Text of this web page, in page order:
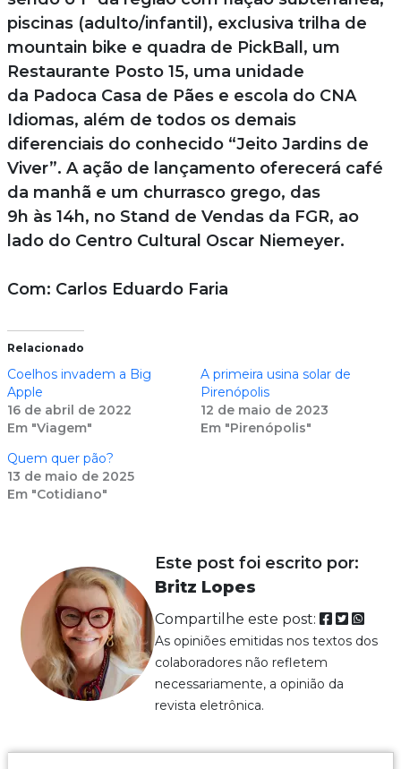
piscinas (adulto/infantil), exclusiva trilha de
mountain bike e quadra de PickBall, um
Restaurante Posto 15, uma unidade
da Padoca Casa de Pães e escola do CNA
Idiomas, além de todos os demais
diferenciais do conhecido “Jeito Jardins de
Viver”. A ação de lançamento oferecerá café
da manhã e um churrasco grego, das
9h às 14h, no Stand de Vendas da FGR, ao
lado do Centro Cultural Oscar Niemeyer.
Com: Carlos Eduardo Faria
Relacionado
Coelhos invadem a Big
Apple
16 de abril de 2022
Em "Viagem"
A primeira usina solar de
Pirenópolis
12 de maio de 2023
Em "Pirenópolis"
Quem quer pão?
13 de maio de 2025
Em "Cotidiano"
Este post foi escrito por:
Britz Lopes
Compartilhe este post:
As opiniões emitidas nos textos dos
colaboradores não refletem
necessariamente, a opinião da
revista eletrônica.